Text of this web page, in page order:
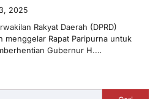
2025
Rakyat Daerah (DPRD)
menggelar Rapat Paripurna untuk
Gubernur H.…